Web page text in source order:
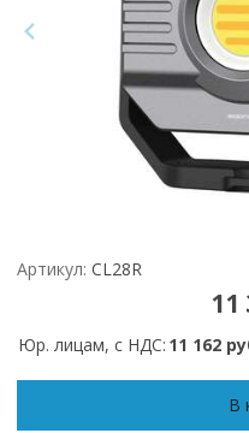
Артикул: CL28R
11
Юр. лицам, с НДС: 11 162
В